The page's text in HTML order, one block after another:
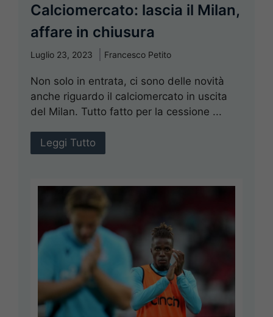
Calciomercato: lascia il Milan,
affare in chiusura
Luglio 23, 2023 Francesco Petito
Non solo in entrata, ci sono delle novità
anche riguardo il calciomercato in uscita
del Milan. Tutto fatto per la cessione ...
Leggi Tutto